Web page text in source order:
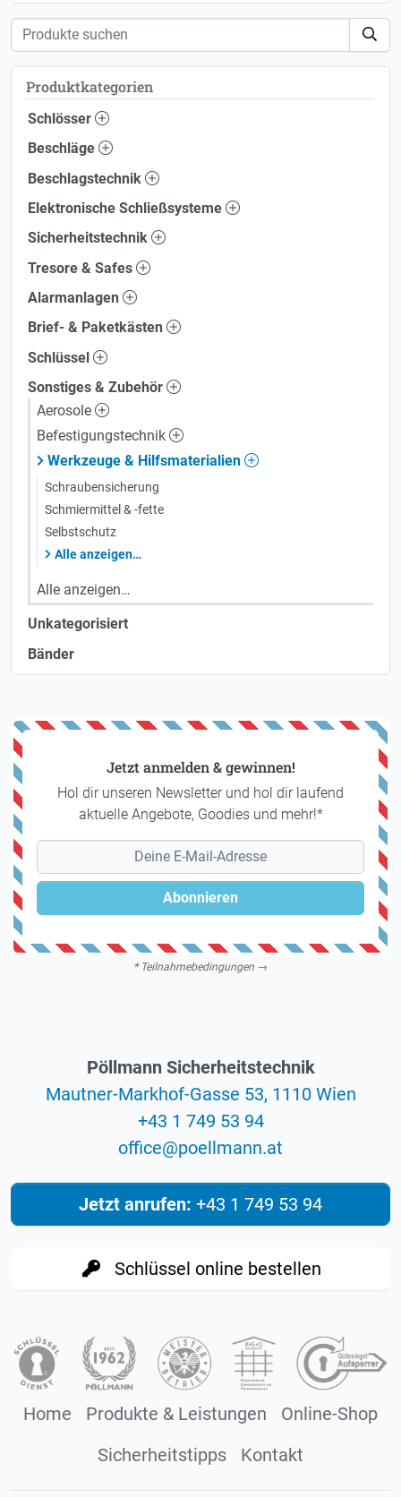
Produktkategorien
Schlösser
Beschläge
Beschlagstechnik
Elektronische Schließsysteme
Sicherheitstechnik
Tresore & Safes
Alarmanlagen
Brief- & Paketkästen
Schlüssel
Sonstiges & Zubehör
Aerosole
Befestigungstechnik
Werkzeuge & Hilfsmaterialien
Schraubensicherung
Schmiermittel & -fette
Selbstschutz
Alle anzeigen…
Alle anzeigen…
Unkategorisiert
Bänder
Jetzt anmelden & gewinnen!
Hol dir unseren Newsletter und hol dir laufend
aktuelle Angebote, Goodies und mehr!*
Abonnieren
* Teilnahmebedingungen →
Pöllmann Sicherheitstechnik
Mautner-Markhof-Gasse 53, 1110 Wien
+43 1 749 53 94
ta.nnamlleop
@
eciffo
Jetzt anrufen: +43 1 749 53 94
Schlüssel online bestellen
Home Produkte & Leistungen
Online-Shop
Sicherheitstipps
Kontakt